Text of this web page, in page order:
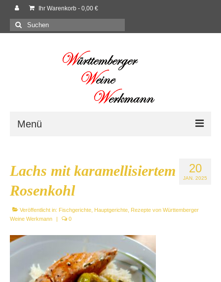
Ihr Warenkorb - 0,00 €
Suchen
nach:
Menü
Shop
Neues
Rezepte
20
JAN. 2025
Lachs mit karamellisiertem
Rosenkohl
Veröffentlicht in: Fischgerichte Hauptgerichte Rezepte von Württemberger
Weine Werkmann
| 0